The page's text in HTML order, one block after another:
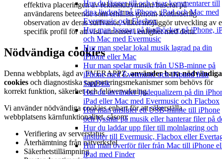
Hur du lägger till och visar kommentarer till
dina ljudspår på iPhone, iPad och Mac med
Evermusic och Flacbox
Hur man lyssnar på ljudböcker på iPhone,
och Mac med Evermusic
Hur man spelar lokal musik lagrad pa din
iPhone eller Mac
Hur man spelar musik från USB-minne på
iPhone med Evermusic och iXpand från
SanDisk
Hur du använder ljudequalizern på din
iPad eller Mac med Evermusic och Flacbox
Hur man ansluter ett USB-minne till iPhone
och lyssnar på musik eller hanterar filer på
Hur du laddar upp filer till molnlagring och
ansluter till Evermusic, Flacbox eller
Hur man överför filer från Mac till iPhone
iPad med Finder
effektiva placeringen av reklamutrymmen baserat på
användarens beteende som erhållits genom kontinuerlig
observation av deras surfvanor, vilket möjliggör utveckling av
specifik profil för att visa annonser i enlighet med detta.
Nödvändiga cookies
Denna webbplats, ägd av EVERAPPZ,använder bara nödvändiga
cookies och diagnostiska rapporteringsmekanismer som behövs för
korrekt funktion, säkerhet och felövervakning.
Vi använder nödvändiga cookies enbart för att säkerställa
webbplatsens kärnfunktionalitet, såsom:
Verifiering av serverstatus
Återhämtning från nätverksfel
Säkerhetstillämpning